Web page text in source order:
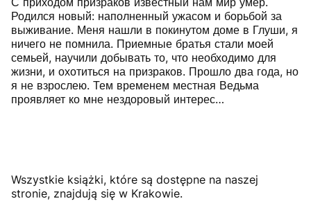
Родился новый: наполненный ужасом и борьбой за
выживание. Меня нашли в покинутом доме в Глуши, я
ничего не помнила. Приемные братья стали моей
семьей, научили добывать то, что необходимо для
жизни, и охотиться на призраков. Прошло два года, но
я не взрослею. Тем временем местная Ведьма
проявляет ко мне нездоровый интерес…
Wszystkie książki, które są dostępne na naszej
stronie, znajdują się w Krakowie.